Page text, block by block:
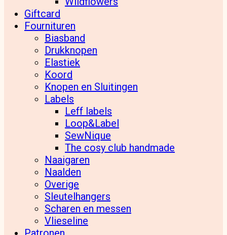
Giftcard
Fournituren
Biasband
Drukknopen
Elastiek
Koord
Knopen en Sluitingen
Labels
Leff labels
Loop&Label
SewNique
The cosy club handmade
Naaigaren
Naalden
Overige
Sleutelhangers
Scharen en messen
Vlieseline